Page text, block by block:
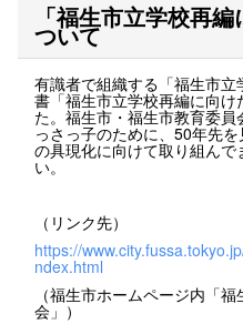
「福生市立学校再
ついて
有識者で組織する「福生市
書「福生市立学校再編に向
た。福生市・福生市教育委
っさっ子のために、50年先
の具現化に向けて取り組ん
い。
（リンク先）
https://
ndex.html
（福生市ホームページ内「
会」）